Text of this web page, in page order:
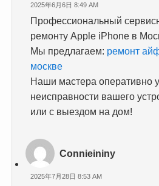
2025年6月6日 8:49 AM
Профессиональный
ремонту Apple iPhone в
Мы предлагаем: ремонт
москве
Наши мастера оперативно
неисправности вашего
или с выездом на дом!
Connieininy
2025年7月28日 8:53 AM